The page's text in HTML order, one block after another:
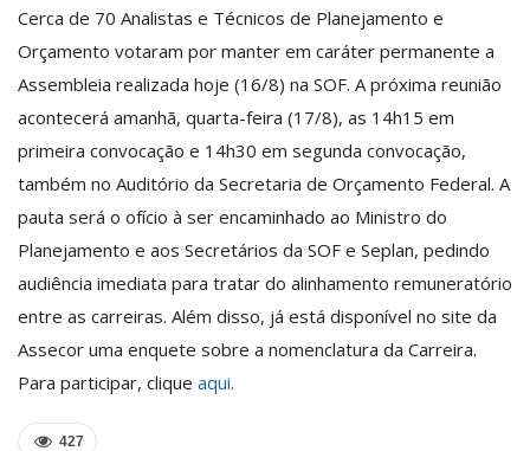
Cerca de 70 Analistas e Técnicos de Planejamento e
Orçamento votaram por manter em caráter permanente a
Assembleia realizada hoje (16/8) na SOF. A próxima reunião
acontecerá amanhã, quarta-feira (17/8), as 14h15 em
primeira convocação e 14h30 em segunda convocação,
também no Auditório da Secretaria de Orçamento Federal. A
pauta será o ofício à ser encaminhado ao Ministro do
Planejamento e aos Secretários da SOF e Seplan, pedindo
audiência imediata para tratar do alinhamento remuneratório
entre as carreiras. Além disso, já está disponível no site da
Assecor uma enquete sobre a nomenclatura da Carreira.
Para participar, clique aqui.
427